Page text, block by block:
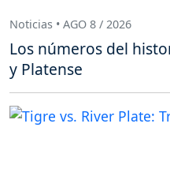
Noticias • AGO 8 / 2026
Los números del
y Platense